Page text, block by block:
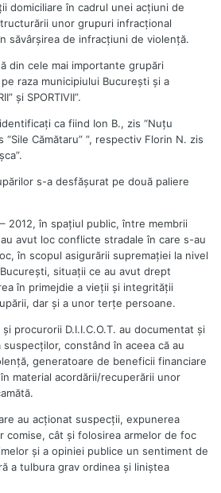
domiciliare în cadrul unei acţiuni de
unor grupuri infracţional
săvârşirea de infracţiuni de violenţă.
din cele mai importante grupări
raza municipiului Bucureşti şi a
şi SPORTIVII”.
ca fiind Ion B., zis “Nuţu
“Sile Cămătaru” ”, respectiv Florin N. zis
s-a desfăşurat pe două paliere
2012, în spaţiul public, între membrii
avut loc conflicte stradale în care s-au
în scopul asigurării supremaţiei la nivel
situaţii ce au avut drept
în primejdie a vieţii şi integrităţii
dar şi a unor terţe persoane.
procurorii D.I.I.C.O.T. au documentat şi
constând în aceea că au
generatoare de beneficii financiare
material acordării/recuperării unor
au acţionat suspecţii, expunerea
comise, cât şi folosirea armelor de foc
şi a opiniei publice un sentiment de
a tulbura grav ordinea şi liniştea